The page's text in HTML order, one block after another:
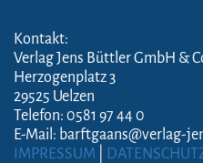
Kontakt:
Verlag Jens Büttler GmbH &
Herzogenplatz 3
29525 Uelzen
Telefon: 0581 97 44 0
E-Mail: barftgaans@verlag-
IMPRESSUM